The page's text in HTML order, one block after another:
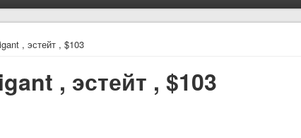
, эстейт , $103
, эстейт , $103